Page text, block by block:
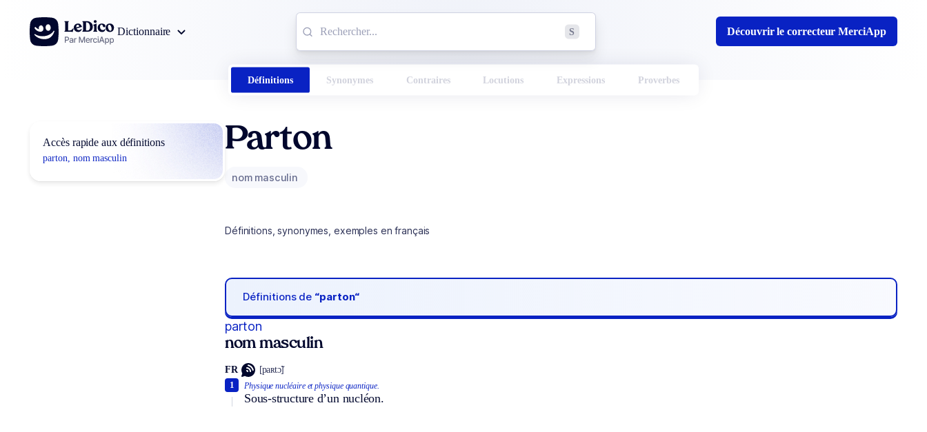
Aller au contenu
Dictionnaire
S Découvrir le correcteur MerciApp
Définitions Synonymes Contraires Locutions Expressions Proverbes
Accès rapide aux définitions
parton, nom masculin
Parton
nom masculin
Définitions, synonymes, exemples en français
Définitions de “parton“
parton
nom masculin
FR [paʀtɔ̃]
Physique nucléaire et physique quantique.
Sous-structure d’un nucléon.
1